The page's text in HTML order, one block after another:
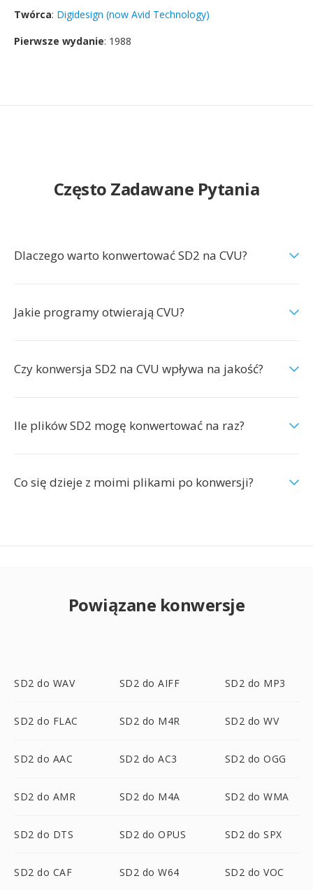
Twórca: Digidesign (now Avid Technology)
Pierwsze wydanie: 1988
Często Zadawane Pytania
Dlaczego warto konwertować SD2 na CVU?
Jakie programy otwierają CVU?
Czy konwersja SD2 na CVU wpływa na jakość?
Ile plików SD2 mogę konwertować na raz?
Co się dzieje z moimi plikami po konwersji?
Powiązane konwersje
SD2 do WAV SD2 do AIFF SD2 do MP3
SD2 do FLAC SD2 do M4R SD2 do WV
SD2 do AAC SD2 do AC3 SD2 do OGG
SD2 do AMR SD2 do M4A SD2 do WMA
SD2 do DTS SD2 do OPUS SD2 do SPX
SD2 do CAF SD2 do W64 SD2 do VOC